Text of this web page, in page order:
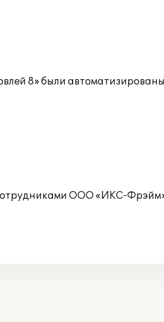
8» были
ООО «ИКС-